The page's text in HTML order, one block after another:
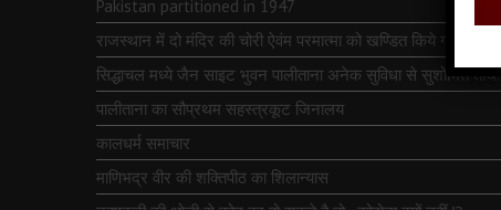
Pakistan partitioned in 1947
राजस्थान में दो मंदिर की चोरी ऐवंम परमात्मा को खण्डित किये गये
सिद्धाचल मध्ये जैन साइट भुवन पालीताना अनेक सुविधा से सुशोभित तीर्थ.
पालीताना का सौप्रथम सहस्त्रकूट जिनालय
कालधर्म समाचार
माणिभद्र वीर की शक्तिपीठ का शिलान्यास